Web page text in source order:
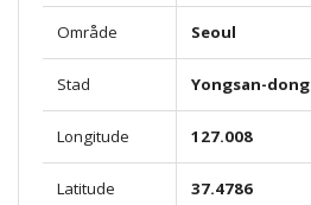
Område Seoul
Stad Yongsan-dong
Longitude 127.008
Latitude 37.4786